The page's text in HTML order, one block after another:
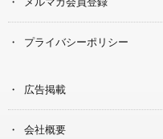
プライバシーポリシー
広告掲載
会社概要